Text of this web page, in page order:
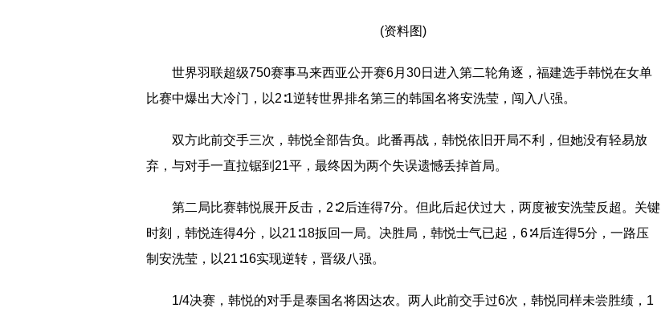
(资料图)
世界羽联超级750赛事马来西亚公开赛6月30日进入第二轮角逐，福建选手韩悦在女单
比赛中爆出大冷门，以2∶1逆转世界排名第三的韩国名将安洗莹，闯入八强。
双方此前交手三次，韩悦全部告负。此番再战，韩悦依旧开局不利，但她没有轻易放
弃，与对手一直拉锯到21平，最终因为两个失误遗憾丢掉首局。
第二局比赛韩悦展开反击，2∶2后连得7分。但此后起伏过大，两度被安洗莹反超。关键
时刻，韩悦连得4分，以21∶18扳回一局。决胜局，韩悦士气已起，6∶4后连得5分，一路压
制安洗莹，以21∶16实现逆转，晋级八强。
1/4决赛，韩悦的对手是泰国名将因达农。两人此前交手过6次，韩悦同样未尝胜绩，1